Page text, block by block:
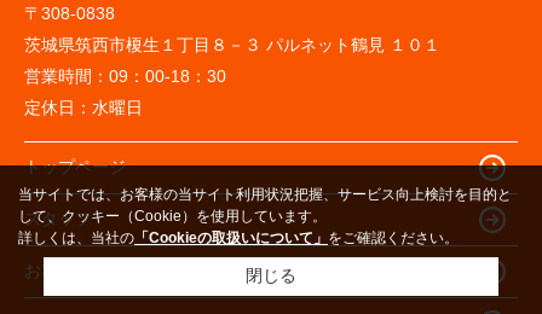
〒308-0838
茨城県筑西市榎生１丁目８－３ パルネット鶴見 １０１
営業時間： 09：00-18：30
定休日： 水曜日
トップページ
スタッフ
お客様の声
当サイトでは、お客様の当サイト利用状況把握、サービス向上検討を目的と
して、クッキー（Cookie）を使用しています。
詳しくは、当社の 「Cookieの取扱いについて」 をご確認ください。
閉じる